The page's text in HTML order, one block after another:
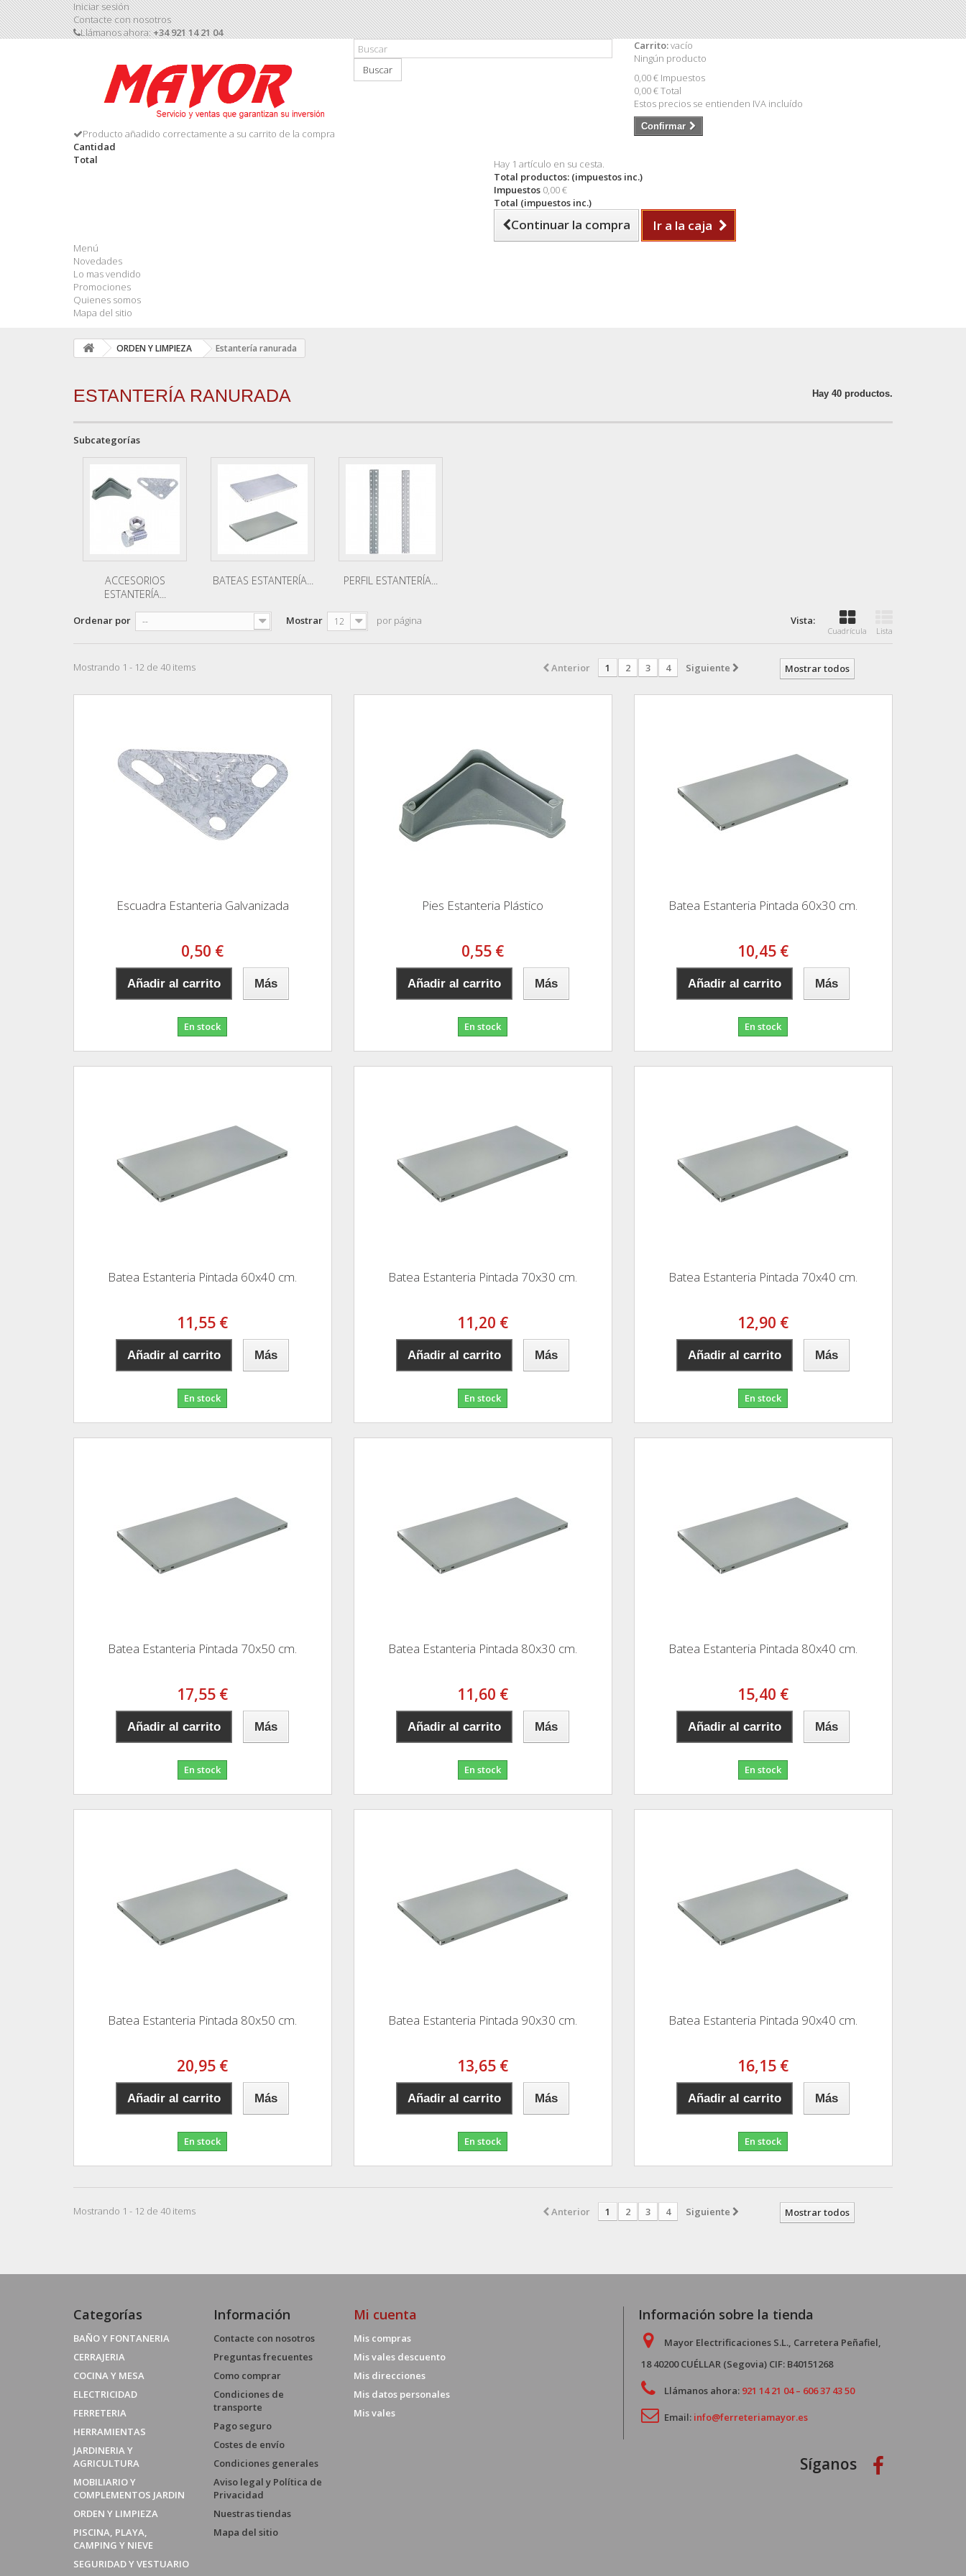
Iniciar sesión
Contacte con nosotros
Llámanos ahora:+34 921 14 21 04
Buscar
Carrito:vacío
Ningún producto
0,00 € Impuestos
0,00 €Total
Estos precios se entienden IVA incluído
Confirmar
Producto añadido correctamente a su carrito de la compra
Cantidad
Total
Hay 1 artículo en su cesta.
Total productos: (impuestos inc.)
Impuestos 0,00 €
Total (impuestos inc.)
Continuar la compra Ir a la caja
Menú
Novedades
Lo mas vendido
Promociones
Quienes somos
Mapa del sitio
ORDEN Y LIMPIEZA Estantería ranurada
ESTANTERÍA RANURADA Hay 40 productos.
Subcategorías
ACCESORIOS
ESTANTERÍA...
BATEAS ESTANTERÍA... PERFIL ESTANTERÍA...
Vista:
Cuadrícula Lista
Ordenar por -- Mostrar 12 por página
Mostrar todos
Anterior 1 2 3 4 Siguiente
Mostrando 1 - 12 de 40 items
Escuadra Estanteria Galvanizada
0,50 €
Añadir al carrito Más
En stock
Pies Estanteria Plástico
0,55 €
Añadir al carrito Más
En stock
Batea Estanteria Pintada 60x30 cm.
10,45 €
Añadir al carrito Más
En stock
Batea Estanteria Pintada 60x40 cm.
11,55 €
Añadir al carrito Más
En stock
Batea Estanteria Pintada 70x30 cm.
11,20 €
Añadir al carrito Más
En stock
Batea Estanteria Pintada 70x40 cm.
12,90 €
Añadir al carrito Más
En stock
Batea Estanteria Pintada 70x50 cm.
17,55 €
Añadir al carrito Más
En stock
Batea Estanteria Pintada 80x30 cm.
11,60 €
Añadir al carrito Más
En stock
Batea Estanteria Pintada 80x40 cm.
15,40 €
Añadir al carrito Más
En stock
Batea Estanteria Pintada 80x50 cm.
20,95 €
Añadir al carrito Más
En stock
Batea Estanteria Pintada 90x30 cm.
13,65 €
Añadir al carrito Más
En stock
Batea Estanteria Pintada 90x40 cm.
16,15 €
Añadir al carrito Más
En stock
Mostrar todos
Anterior 1 2 3 4 Siguiente
Mostrando 1 - 12 de 40 items
Categorías
BAÑO Y FONTANERIA
CERRAJERIA
COCINA Y MESA
ELECTRICIDAD
FERRETERIA
HERRAMIENTAS
JARDINERIA Y
AGRICULTURA
MOBILIARIO Y
COMPLEMENTOS JARDIN
ORDEN Y LIMPIEZA
PISCINA, PLAYA,
CAMPING Y NIEVE
SEGURIDAD Y VESTUARIO
Información
Contacte con nosotros
Preguntas frecuentes
Como comprar
Condiciones de
transporte
Pago seguro
Costes de envío
Condiciones generales
Aviso legal y Política de
Privacidad
Nuestras tiendas
Mapa del sitio
Mi cuenta
Mis compras
Mis vales descuento
Mis direcciones
Mis datos personales
Mis vales
Información sobre la tienda
Mayor Electrificaciones S.L., Carretera Peñafiel,
18 40200 CUÉLLAR (Segovia) CIF: B40151268
Llámanos ahora: 921 14 21 04 – 606 37 43 50
Email: info@ferreteriamayor.es
Síganos